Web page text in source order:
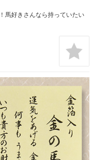
馬好きさんなら持っていたい